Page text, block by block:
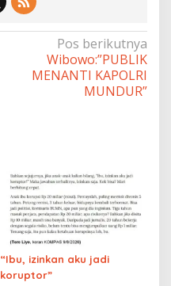
Pos berikutnya
Wibowo:”PUBLIK
MENANTI KAPOLRI
MUNDUR”
“Ibu, izinkan aku jadi
koruptor”